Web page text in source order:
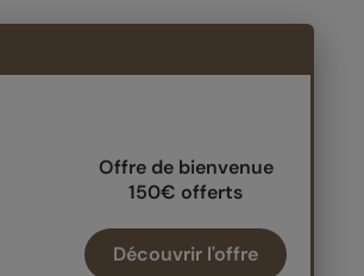
Offre de bienvenue
150€ offerts
Découvrir l'offre